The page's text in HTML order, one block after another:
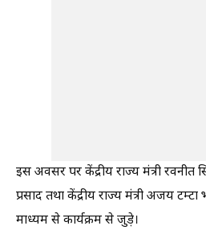
इस अवसर पर केंद्रीय राज्य मंत्री रवनीत
प्रसाद तथा केंद्रीय राज्य मंत्री अजय टम्टा
माध्यम से कार्यक्रम से जुड़े।